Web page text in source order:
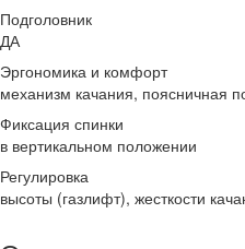
Подголовник
ДА
Эргономика и комфорт
механизм качания, поясничная
Фиксация спинки
в вертикальном положении
Регулировка
высоты (газлифт), жесткости